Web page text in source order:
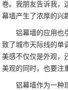
卷。我朋友告诉我，
幕墙产生了浓厚的兴
铝幕墙的应用也
致了城市天际线的单
美感不仅仅是外观，
美观的同时，也要注
铝幕墙作为一种